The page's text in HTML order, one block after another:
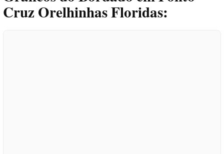
Cruz Orelhinhas Floridas: